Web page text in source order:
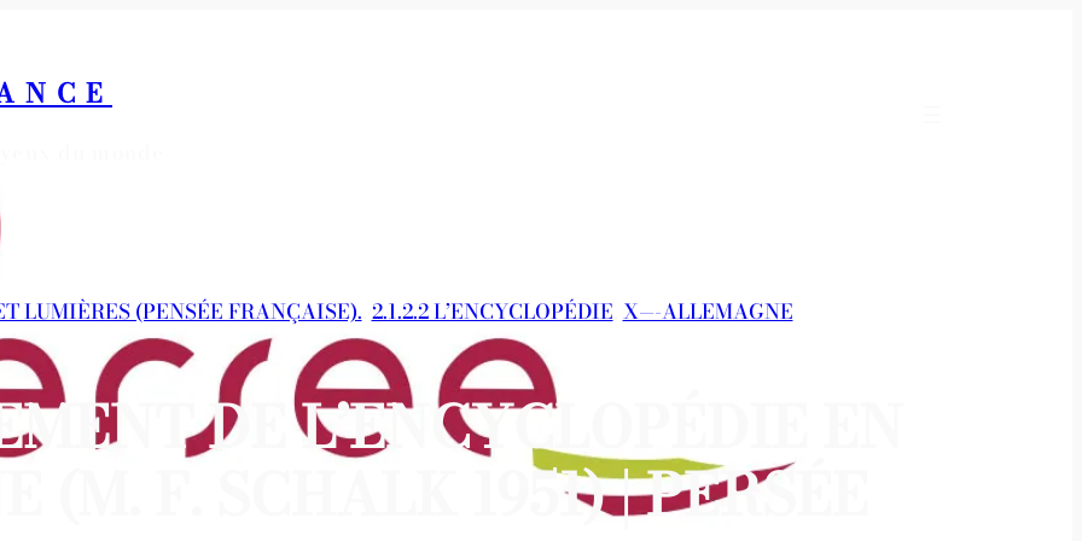
du monde
LUMIÈRES (PENSÉE FRANÇAISE)., 2.1.2.2 L’ENCYCLOPÉDIE, X—-ALLEMAGNE
DE L’ENCYCLOPÉDIE EN
(M. F. SCHALK 1951) | PERSÉE